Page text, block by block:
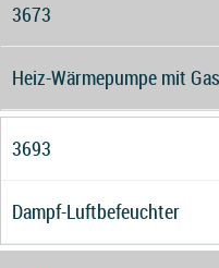
3673
Heiz-Wärmepumpe mit
3693
Dampf-Luftbefeuchter